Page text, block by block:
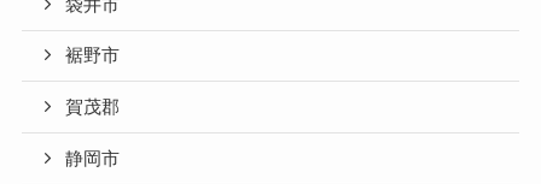
袋井市
裾野市
賀茂郡
静岡市